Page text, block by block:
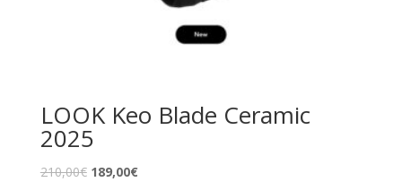
LOOK Keo Blade Ceramic
2025
210,00€ 189,00€